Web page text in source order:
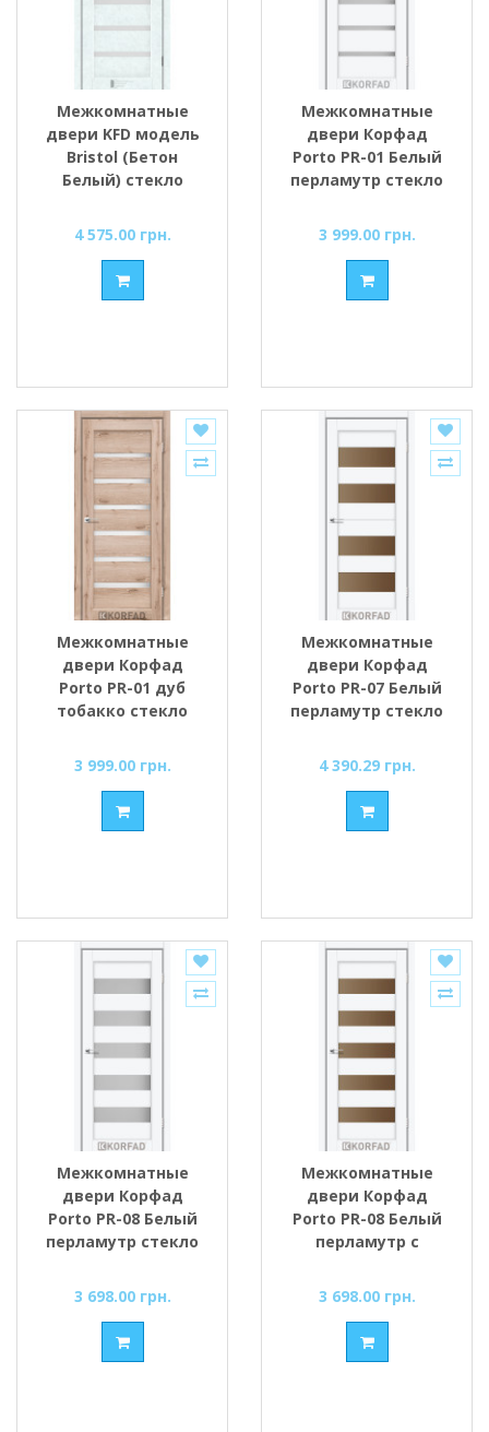
Межкомнатные
двери KFD модель
Bristol (Бетон
Белый) стекло
4 575.00 грн.
Межкомнатные
двери Корфад
Porto PR-01 Белый
перламутр стекло
3 999.00 грн.
Межкомнатные
двери Корфад
Porto PR-01 дуб
тобакко стекло
3 999.00 грн.
Межкомнатные
двери Корфад
Porto PR-07 Белый
перламутр стекло
4 390.29 грн.
Межкомнатные
двери Корфад
Porto PR-08 Белый
перламутр стекло
3 698.00 грн.
Межкомнатные
двери Корфад
Porto PR-08 Белый
перламутр с
стеклом
3 698.00 грн.